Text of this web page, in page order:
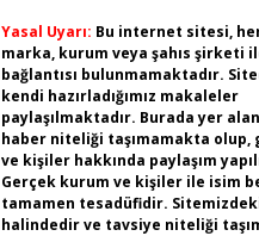
Yasal Uyarı: Bu internet sitesi,
marka, kurum veya şahıs şirketi
bağlantısı bulunmamaktadır.
kendi hazırladığımız makaleler
paylaşılmaktadır. Burada yer
haber niteliği taşımamakta olup,
ve kişiler hakkında paylaşım
Gerçek kurum ve kişiler ile isim
tamamen tesadüfidir.
halindedir ve tavsiye niteliği